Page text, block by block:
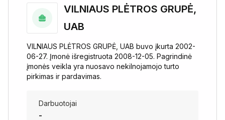
VILNIAUS PLĖTROS GRUPĖ,
UAB
VILNIAUS PLĖTROS GRUPĖ, UAB buvo įkurta 2002-
06-27. Įmonė išregistruota 2008-12-05. Pagrindinė
įmonės veikla yra nuosavo nekilnojamojo turto
pirkimas ir pardavimas.
Darbuotojai
-